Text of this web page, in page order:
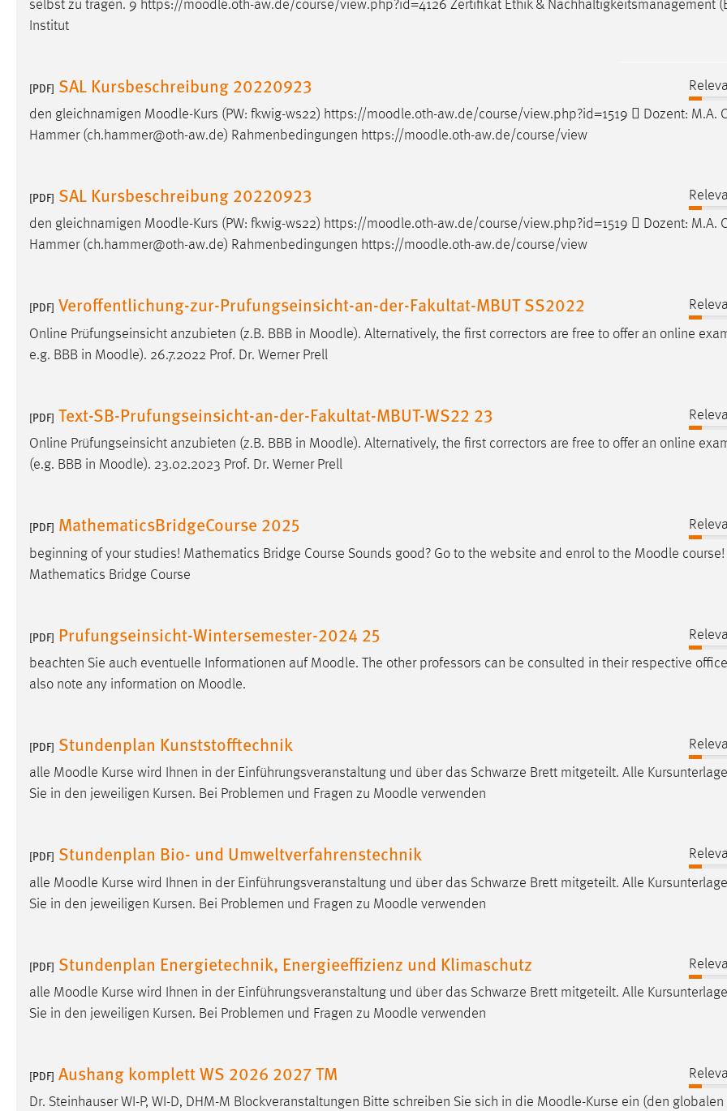
selbst zu tragen. 9 https://moodle.oth-aw.de/course/view.php?id=4126 Zertifikat Ethik & Nachhaltigkeitsmanagement
Institut
[PDF] SAL Kursbeschreibung 20220923
den gleichnamigen Moodle-Kurs (PW: fkwig-ws22) https://moodle.oth-aw.de/course/view.php?id=1519  Dozent: M.A.
Hammer (ch.hammer@oth-aw.de) Rahmenbedingungen https://moodle.oth-aw.de/course/view
[PDF] SAL Kursbeschreibung 20220923
den gleichnamigen Moodle-Kurs (PW: fkwig-ws22) https://moodle.oth-aw.de/course/view.php?id=1519  Dozent: M.A.
Hammer (ch.hammer@oth-aw.de) Rahmenbedingungen https://moodle.oth-aw.de/course/view
[PDF] Veroffentlichung-zur-Prufungseinsicht-an-der-Fakultat-MBUT SS2022
Online Prüfungseinsicht anzubieten (z.B. BBB in Moodle). Alternatively, the first correctors are free to offer an online
e.g. BBB in Moodle). 26.7.2022 Prof. Dr. Werner Prell
[PDF] Text-SB-Prufungseinsicht-an-der-Fakultat-MBUT-WS22 23
Online Prüfungseinsicht anzubieten (z.B. BBB in Moodle). Alternatively, the first correctors are free to offer an online
(e.g. BBB in Moodle). 23.02.2023 Prof. Dr. Werner Prell
[PDF] MathematicsBridgeCourse 2025
beginning of your studies! Mathematics Bridge Course Sounds good? Go to the website and enrol to the Moodle course!
Mathematics Bridge Course
[PDF] Prufungseinsicht-Wintersemester-2024 25
beachten Sie auch eventuelle Informationen auf Moodle. The other professors can be consulted in their respective
also note any information on Moodle.
[PDF] Stundenplan Kunststofftechnik
alle Moodle Kurse wird Ihnen in der Einführungsveranstaltung und über das Schwarze Brett mitgeteilt. Alle
Sie in den jeweiligen Kursen. Bei Problemen und Fragen zu Moodle verwenden
[PDF] Stundenplan Bio- und Umweltverfahrenstechnik
alle Moodle Kurse wird Ihnen in der Einführungsveranstaltung und über das Schwarze Brett mitgeteilt. Alle
Sie in den jeweiligen Kursen. Bei Problemen und Fragen zu Moodle verwenden
[PDF] Stundenplan Energietechnik, Energieeffizienz und Klimaschutz
alle Moodle Kurse wird Ihnen in der Einführungsveranstaltung und über das Schwarze Brett mitgeteilt. Alle
Sie in den jeweiligen Kursen. Bei Problemen und Fragen zu Moodle verwenden
[PDF] Aushang komplett WS 2026 2027 TM
Dr. Steinhauser WI-P, WI-D, DHM-M Blockveranstaltungen Bitte schreiben Sie sich in die Moodle-Kurse ein (den globalen
ausgewählten Einverständnis-Optionen
Performance
Name: staticfilecache
in diesem Cookie gespeichert, ob man
eingeloggt ist.
Sprachpräferenz
Zweck:
Das Cookie speichert die gewählte
Sprache der Website.
Cookie Laufzeit: 30 Tage
Chat
Name:
MibewSessionID, MIBEW_UserID,
mibew_locale, mibew-chat-frame-style-
nutzen zu können.
Cookie Laufzeit: MibewSessionID, mibew-chat-frame-
style-5e9dbeb1811c0446 =
Login
Name: fe_user, be_user, be_lastLoginProvider
Cookie Laufzeit: 24 Stunden
Statistik Cookies erfassen Informationen anonym.
Diese Informationen helfen uns zu verstehen, wie
unsere Besucher unsere Website nutzen.
Name: _pk_ref, _pk_cvar, _pk_id, _pk_ses
Zweck: Zugriffsstatistik
MARKETING